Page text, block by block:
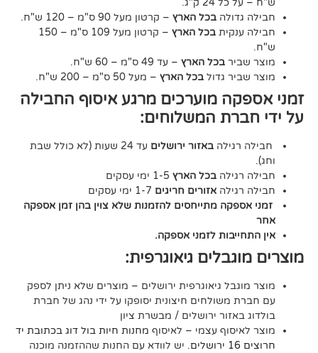
בכל הארץ – קרטון מעל 90 ס"מ – 120 ש"ח.
בכל הארץ – קרטון מעל 109 ס"מ – 150
בכל הארץ– עד 49 ס"מ – 60 ש"ח.
גדול
בכל הארץ– מעל 50 ס"מ – 200 ש"ח.
מוערכים מרגע איסוף החבילה
המשלוחים:
באזור ירושלים עד 24 שעות (לא כולל שבת
בכל הארץ1-5 ימי עסקים
אזורים חריגים1-7 ימי עסקים
מתייחסים להזמנות שלא צוין בהן זמן אספקה
לזמני אספקה.
גיאוגרפית:
גיאוגרפית ירושלים – מוצרים שלא ניתן לספק
חיצונית יסופקו על ידי נהג של חברת
ירושלים / מבשרת ציון
עצמי – לאיסוףמחנות חיות בול דוג בכתובת יד
. יש לוודא עם החנות שההזמנה מוכנה